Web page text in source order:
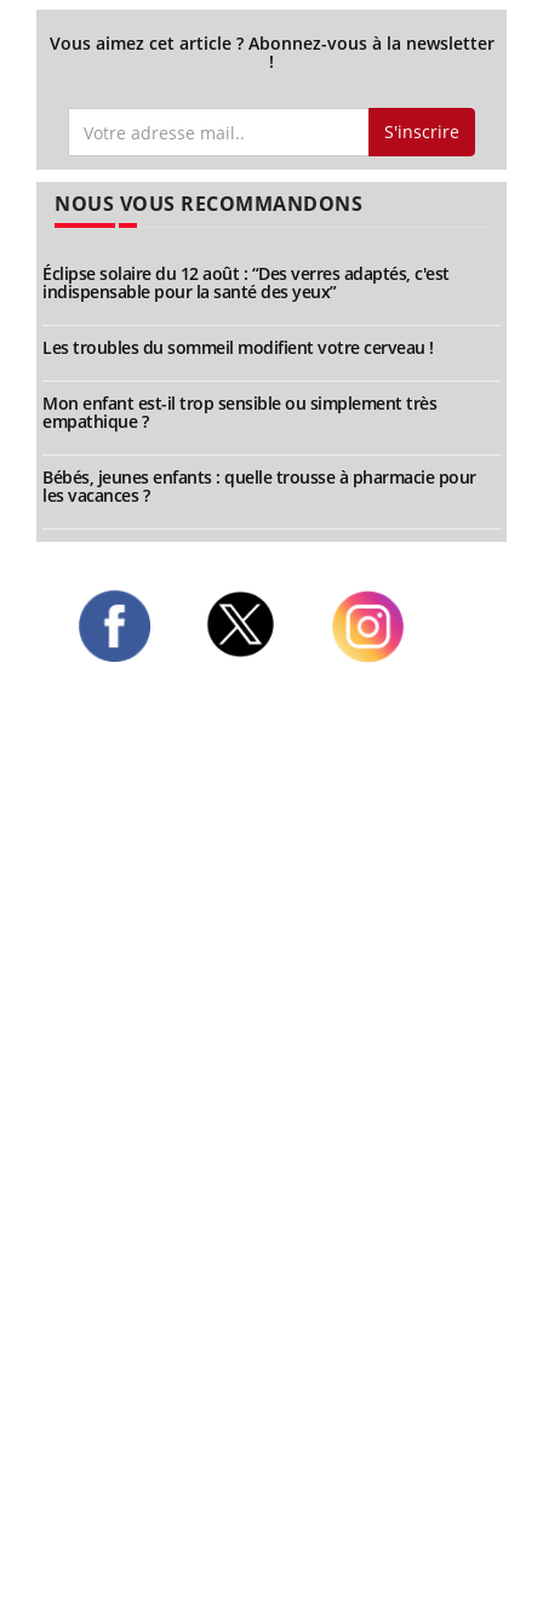
Vous aimez cet article ? Abonnez-vous à la newsletter
!
S'inscrire
NOUS VOUS RECOMMANDONS
Éclipse solaire du 12 août : “Des verres adaptés, c'est
indispensable pour la santé des yeux”
Les troubles du sommeil modifient votre cerveau !
Mon enfant est-il trop sensible ou simplement très
empathique ?
Bébés, jeunes enfants : quelle trousse à pharmacie pour
les vacances ?